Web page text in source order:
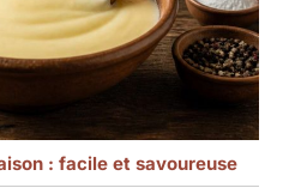
: facile et savoureuse